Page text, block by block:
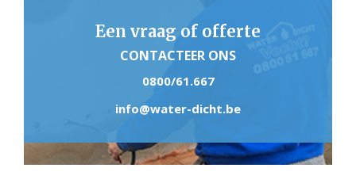
Een vraag of offerte
CONTACTEER ONS
0800/61.667
info@water-dicht.be